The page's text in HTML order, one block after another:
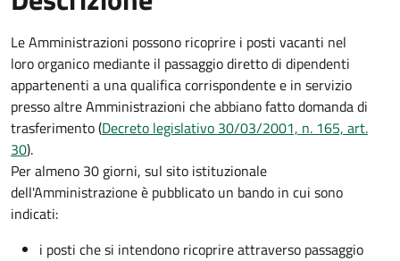
Le Amministrazioni possono ricoprire i posti vacanti nel
loro organico mediante il passaggio diretto di dipendenti
appartenenti a una qualifica corrispondente e in servizio
presso altre Amministrazioni che abbiano fatto domanda di
trasferimento (Decreto legislativo 30/03/2001, n. 165, art.
30).
Per almeno 30 giorni, sul sito istituzionale
dell'Amministrazione è pubblicato un bando in cui sono
indicati:
i posti che si intendono ricoprire attraverso passaggio